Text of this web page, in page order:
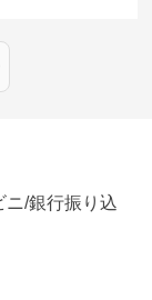
ニ/銀行振り込